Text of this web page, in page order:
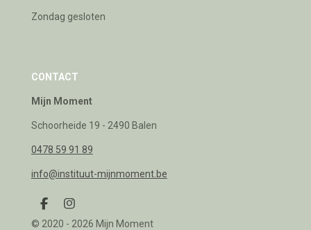
Zondag gesloten
CONTACT
Mijn Moment
Schoorheide 19 - 2490 Balen
0478 59 91 89
info@instituut-mijnmoment.be
F
a
I
n
© 2020 - 2026 Mijn Moment